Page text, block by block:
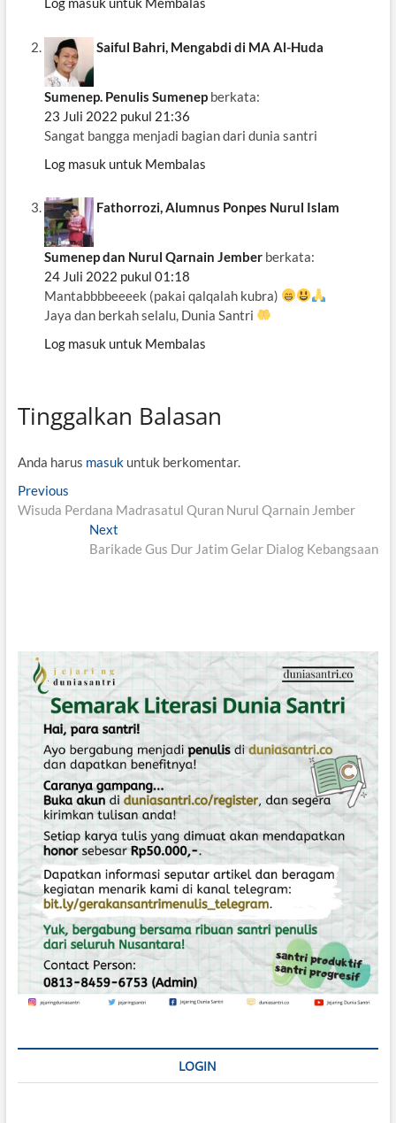
Saiful Bahri, Mengabdi di MA Al-Huda
Sumenep. Penulis Sumenep berkata:
23 Juli 2022 pukul 21:36
Sangat bangga menjadi bagian dari dunia santri
Log masuk untuk Membalas
Fathorrozi, Alumnus Ponpes Nurul Islam
Sumenep dan Nurul Qarnain Jember berkata:
24 Juli 2022 pukul 01:18
Mantabbbbeeeek (pakai qalqalah kubra)
Jaya dan berkah selalu, Dunia Santri
Log masuk untuk Membalas
Tinggalkan Balasan
Anda harus masukuntuk berkomentar.
N
a
i
Previous
r
o
s
t
:
Wisuda Perdana Madrasatul Quran Nurul Qarnain Jember
Next
e
:
Barikade Gus Dur Jatim Gelar Dialog Kebangsaan
LOGIN